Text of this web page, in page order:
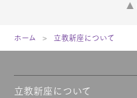
ホーム 立教新座について
立教新座について